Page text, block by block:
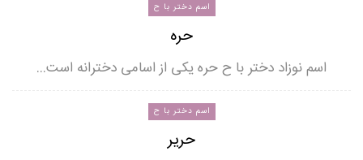
اسم دختر با ح
حره
اسم نوزاد دختر با ح حره یکی از اسامی دخترانه است…
اسم دختر با ح
حریر